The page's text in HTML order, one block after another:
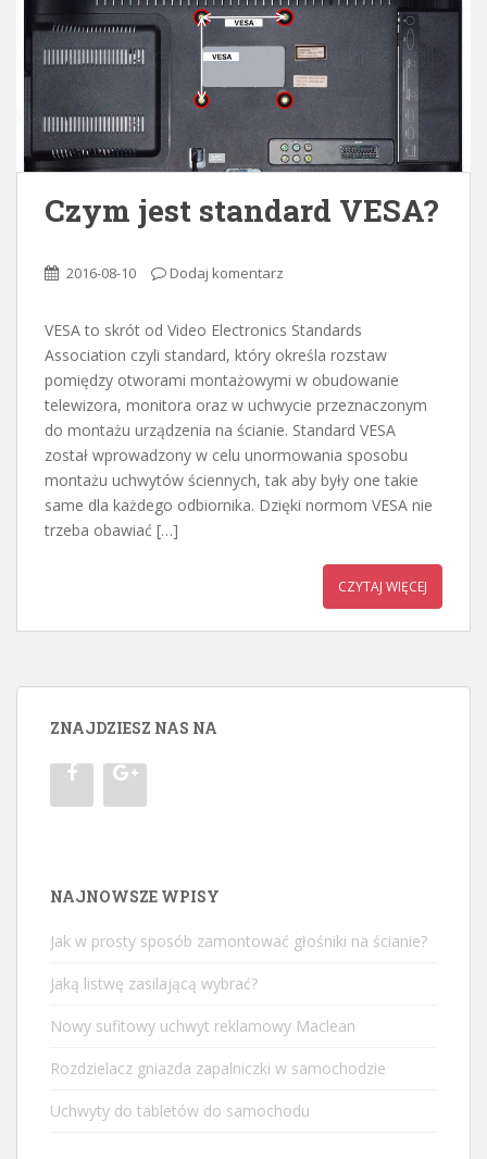
Czym jest standard VESA?
2016-08-10 Dodaj komentarz
VESA to skrót od Video Electronics Standards
Association czyli standard, który określa rozstaw
pomiędzy otworami montażowymi w obudowanie
telewizora, monitora oraz w uchwycie przeznaczonym
do montażu urządzenia na ścianie. Standard VESA
został wprowadzony w celu unormowania sposobu
montażu uchwytów ściennych, tak aby były one takie
same dla każdego odbiornika. Dzięki normom VESA nie
trzeba obawiać […]
CZYTAJ WIĘCEJ
ZNAJDZIESZ NAS NA
NAJNOWSZE WPISY
Jak w prosty sposób zamontować głośniki na ścianie?
Jaką listwę zasilającą wybrać?
Nowy sufitowy uchwyt reklamowy Maclean
Rozdzielacz gniazda zapalniczki w samochodzie
Uchwyty do tabletów do samochodu